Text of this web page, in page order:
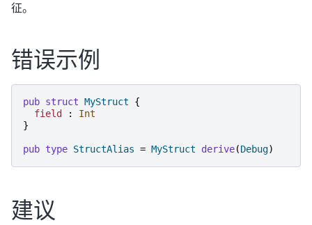
征。
错误示例
pub struct MyStruct
{
field
:
Int
}
pub type StructAlias = MyStruct derive(Debug)
建议